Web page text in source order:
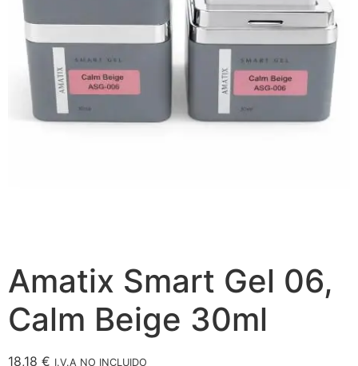
Amatix Smart Gel 06,
Calm Beige 30ml
18,18 € I.V.A NO INCLUIDO